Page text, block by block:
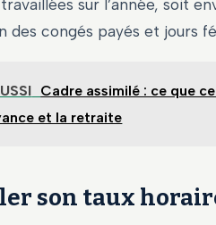
travaillées sur l’année, soit
des congés payés et jours
Cadre assimilé : ce que
et la retraite
son taux